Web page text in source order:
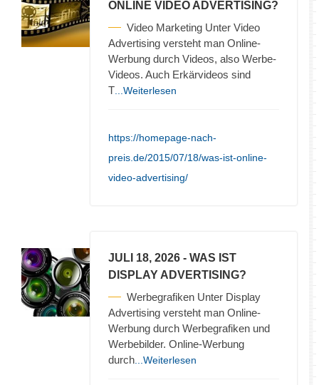
ONLINE VIDEO ADVERTISING?
Video Marketing Unter Video
Advertising versteht man Online-
Werbung durch Videos, also Werbe-
Videos. Auch Erkärvideos sind
T ...Weiterlesen
https://homepage-nach-
preis.de/2015/07/18/was-ist-online-
video-advertising/
JULI 18, 2026 - WAS IST
DISPLAY ADVERTISING?
Werbegrafiken Unter Display
Advertising versteht man Online-
Werbung durch Werbegrafiken und
Werbebilder. Online-Werbung
durch ...Weiterlesen